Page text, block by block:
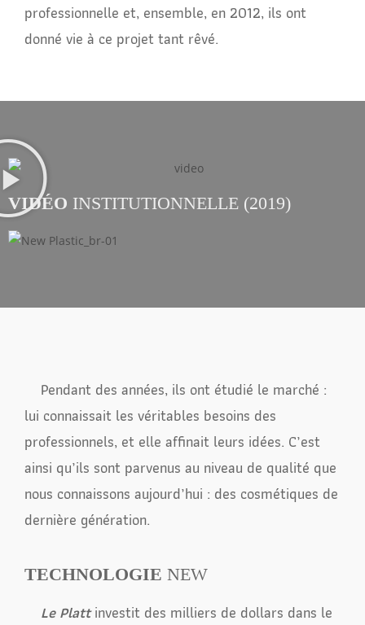
professionnelle et, ensemble, en 2012, ils ont
donné vie à ce projet tant rêvé.
VIDÉO INSTITUTIONNELLE (2019)
Pendant des années, ils ont étudié le marché :
lui connaissait les véritables besoins des
professionnels, et elle affinait leurs idées. C’est
ainsi qu’ils sont parvenus au niveau de qualité que
nous connaissons aujourd’hui : des cosmétiques de
dernière génération.
TECHNOLOGIE NEW
Le Plattinvestit des milliers de dollars dans le